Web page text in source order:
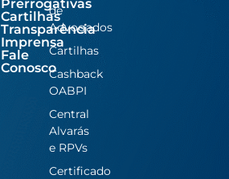
Prerrogativas
Cartilhas
Transparência
Imprensa
Fale
Conosco
de
Advogados
Cartilhas
Cashback
OABPI
Central
Alvarás
e RPVs
Certificado